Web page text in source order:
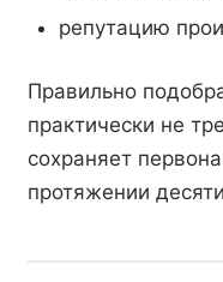
репутацию
Правильно
практически не
сохраняет
протяжении